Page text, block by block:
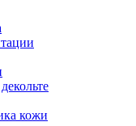
кожи